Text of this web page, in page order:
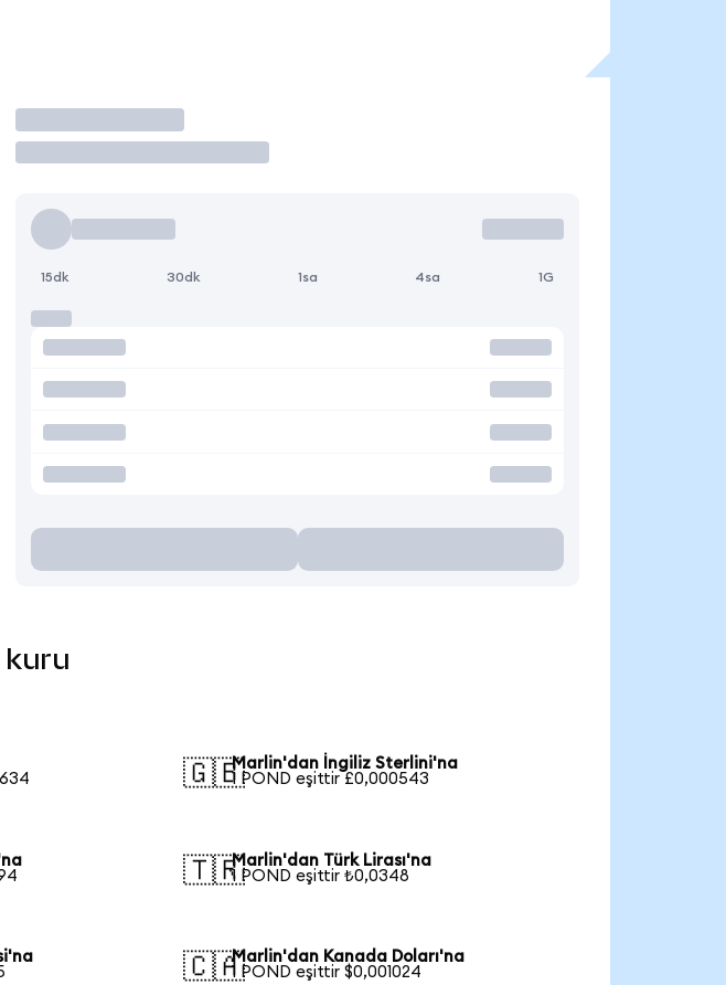
İşlem Yap
15dk 30dk 1sa 4sa 1G
kuru
🇬🇧Marlin'dan İngiliz Sterlini'na
1 POND eşittir £0,000543
🇹🇷Marlin'dan Türk Lirası'na
1 POND eşittir ₺0,0348
🇨🇦Marlin'dan Kanada Doları'na
1 POND eşittir $0,001024